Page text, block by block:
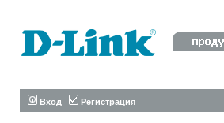
Вход Регистрация